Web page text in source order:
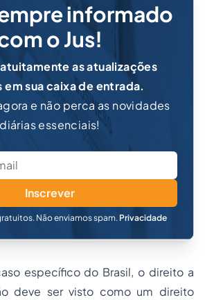
informado
o Jus!
as atualizações
em sua caixa de entrada.
e não perca as novidades
diárias essenciais!
Inscrever
Não enviamos spam. Privacidade
específico do Brasil, o direito a
deve ser visto como um direito